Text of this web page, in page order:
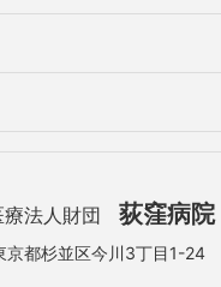
療法人財団 荻窪病院
都杉並区今川3丁目1-24